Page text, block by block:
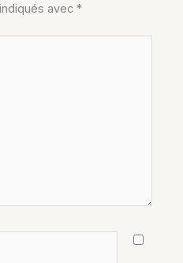
avec*